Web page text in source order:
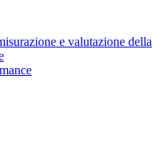
e valutazione della